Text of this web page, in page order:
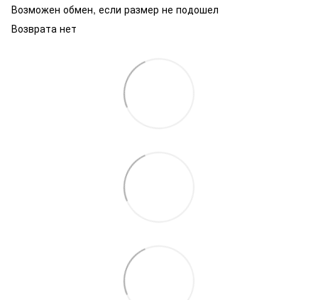
Возможен обмен, если размер не подошел
Возврата нет